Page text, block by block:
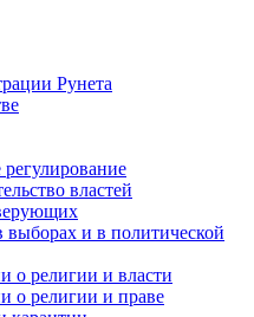
Рунета
властей
выборах и в политической
о религии и власти
о религии и праве